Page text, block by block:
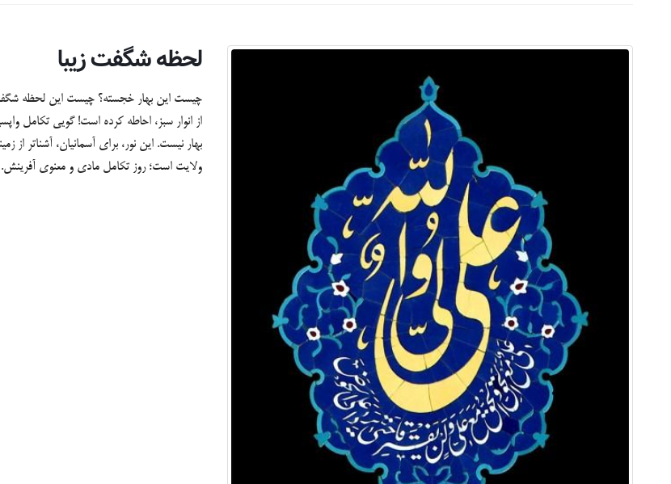
لحظه شگفت زیبا
چیست این بهار خجسته؟ چیست این لحظه شگفت
از انوار سبز، احاطه کرده است! گویی تکامل
بهار نیست. این نور، برای آسمانیان، آشناتر از
ولایت است؛ روز تکامل مادی و معنوی آفرینش.